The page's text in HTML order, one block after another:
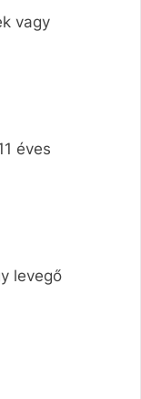
vagy
éves
levegő